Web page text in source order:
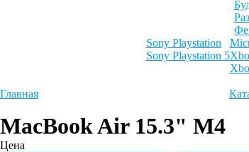
Sony Playstation
Sony Playstation 5
Главная
MacBook Air 15.3" M4
Цена